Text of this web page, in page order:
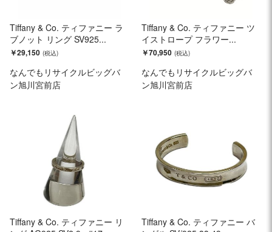
Tiffany & Co. ティファニー ラ
ブノット リング SV925...
￥29,150
なんでもリサイクルビッグバ
ン旭川宮前店
Tiffany & Co. ティファニー ツ
イストロープ フラワー...
￥70,950
なんでもリサイクルビッグバ
ン旭川宮前店
Tiffany & Co. ティファニー リ
Tiffany & Co. ティファニー バ